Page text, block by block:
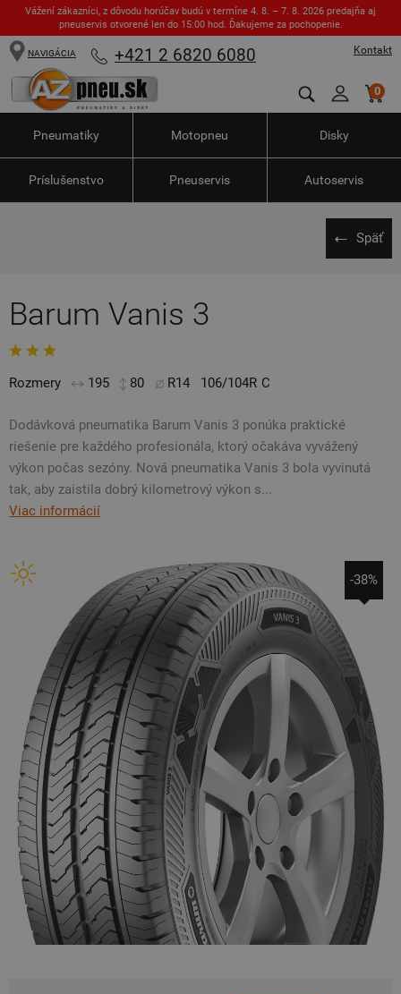
Vážení zákazníci, z dôvodu horúčav budú v termíne 4. 8. – 7. 8. 2026 predajňa aj
pneuservis otvorené len do 15:00 hod. Ďakujeme za pochopenie.
Kontakt
NAVIGÁCIA +421 2 6820 6080
0
Pneumatiky Motopneu Disky
Príslušenstvo Pneuservis Autoservis
Späť
Barum Vanis 3
Rozmery 195 80 R14 106/104R C
Dodávková pneumatika Barum Vanis 3 ponúka praktické
riešenie pre každého profesionála, ktorý očakáva vyvážený
výkon počas sezóny. Nová pneumatika Vanis 3 bola vyvinutá
tak, aby zaistila dobrý kilometrový výkon s...
Viac informácií
-38%